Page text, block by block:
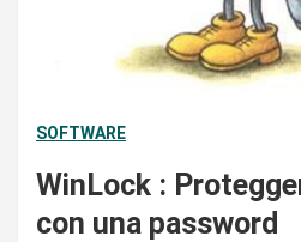
SOFTWARE
WinLock :
con una password